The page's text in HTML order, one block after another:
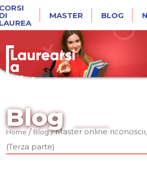
MASTER BLOG
Blog
Home/Blog/Master online
(Terza parte)